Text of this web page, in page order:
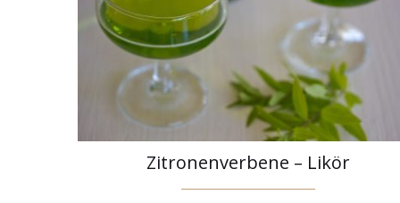
Zitronenverbene – Likör